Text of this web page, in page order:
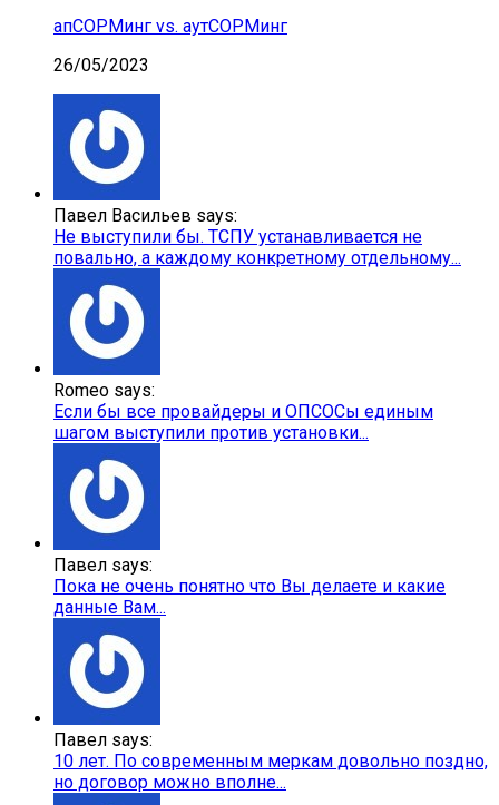
апСОРМинг vs. аутСОРМинг
26/05/2023
Павел Васильев says:
Не выступили бы. ТСПУ устанавливается не
повально, а каждому конкретному отдельному...
Romeo says:
Если бы все провайдеры и ОПСОСы единым
шагом выступили против установки...
Павел says:
Пока не очень понятно что Вы делаете и какие
данные Вам...
Павел says:
10 лет. По современным меркам довольно поздно,
но договор можно вполне...